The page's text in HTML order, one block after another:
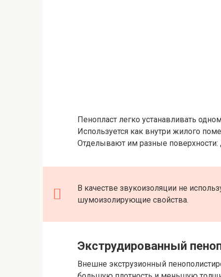
Пенопласт легко устанавливать
Используется как внутри жилого
Отделывают им разные
В качестве звукоизоляции не
шумоизолирующие свойства.
Экструдированный
Внешне экструзионный